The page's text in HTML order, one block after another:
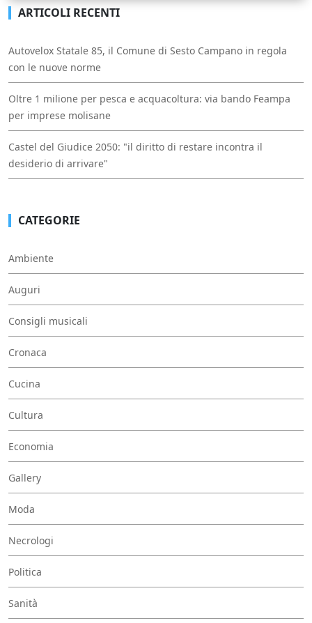
ARTICOLI RECENTI
Autovelox Statale 85, il Comune di Sesto Campano in regola
con le nuove norme
Oltre 1 milione per pesca e acquacoltura: via bando Feampa
per imprese molisane
Castel del Giudice 2050: "il diritto di restare incontra il
desiderio di arrivare"
CATEGORIE
Ambiente
Auguri
Consigli musicali
Cronaca
Cucina
Cultura
Economia
Gallery
Moda
Necrologi
Politica
Sanità